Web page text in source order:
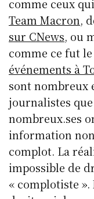
comme ceux
Team Macron,
sur CNews, ou
comme ce fut
événements à
sont nombreux
journalistes
nombreux.ses
information
complot. La
impossible de
« complotiste